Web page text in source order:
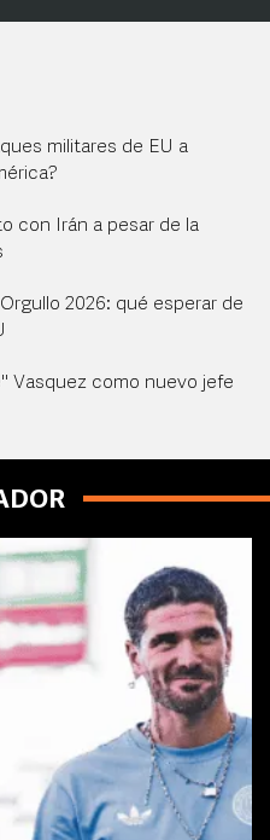
militares de EU a
con Irán a pesar de la
2026: qué esperar de
Vasquez como nuevo jefe